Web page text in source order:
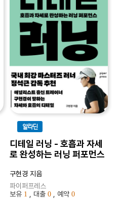
알라딘
디테일 러닝 - 호흡과 자세
로 완성하는 러닝 퍼포먼스
구현경 지음
파이퍼프레스
보유 1 , 대출 0 , 예약 0